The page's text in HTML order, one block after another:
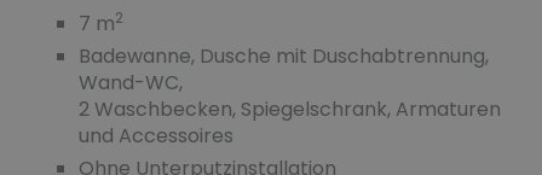
7 m2
Badewanne, Dusche mit Duschabtrennung,
Wand-WC,
2 Waschbecken, Spiegelschrank, Armaturen
und Accessoires
Ohne Unterputzinstallation